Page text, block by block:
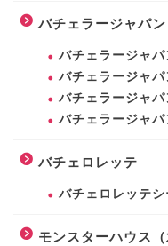
バチェラージャパン
バチェラージャパ
バチェラージャパ
バチェラージャパ
バチェラージャパ
バチェロレッテ
バチェロレッテ
モンスターハウス（